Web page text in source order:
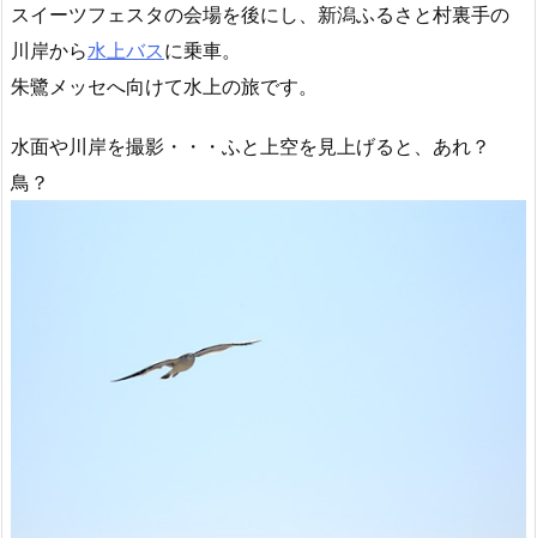
スイーツフェスタの会場を後にし、新潟ふるさと村裏手の
川岸から水上バス に乗車。
朱鷺メッセへ向けて水上の旅です。
水面や川岸を撮影・・・ふと上空を見上げると、あれ？
鳥？